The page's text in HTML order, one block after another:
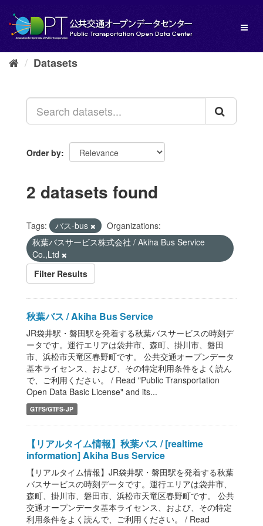
content
Datasets
Order by
2 datasets found
Tags: バス-bus
Organizations:
秋葉バスサービス株式会社 / Akiha Bus Service
Co.,Ltd
Filter Results
秋葉バス / Akiha Bus Service
JR袋井駅・磐田駅を発着する秋葉バスサービスの時刻デ
ータです。運行エリアは袋井市、森町、掛川市、磐田
市、浜松市天竜区春野町です。 公共交通オープンデータ
基本ライセンス、および、その特定利用条件をよく読ん
で、ご利用ください。 / Read "Public Transportation
Open Data Basic License" and its...
GTFS/GTFS-JP
【リアルタイム情報】秋葉バス / [realtime
information] Akiha Bus Service
【リアルタイム情報】JR袋井駅・磐田駅を発着する秋葉
バスサービスの時刻データです。運行エリアは袋井市、
森町、掛川市、磐田市、浜松市天竜区春野町です。 公共
交通オープンデータ基本ライセンス、および、その特定
利用条件をよく読んで、ご利用ください。 / Read